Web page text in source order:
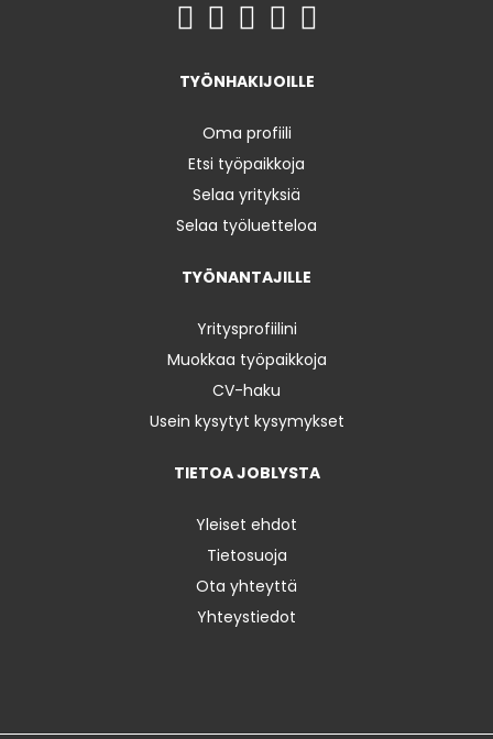
TYÖNHAKIJOILLE
Oma profiili
Etsi työpaikkoja
Selaa yrityksiä
Selaa työluetteloa
TYÖNANTAJILLE
Yritysprofiilini
Muokkaa työpaikkoja
CV-haku
Usein kysytyt kysymykset
TIETOA JOBLYSTA
Yleiset ehdot
Tietosuoja
Ota yhteyttä
Yhteystiedot